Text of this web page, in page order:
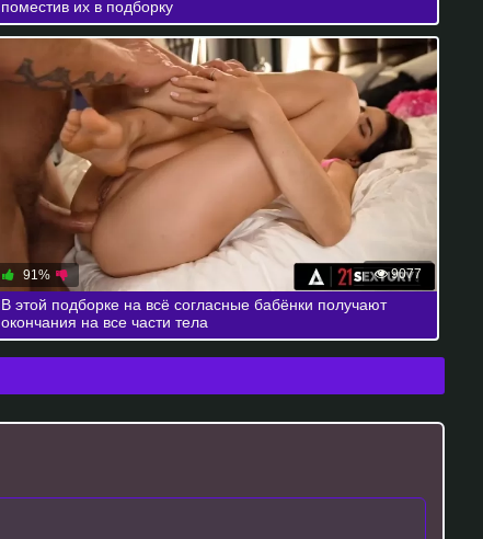
поместив их в подборку
9077
91%
В этой подборке на всё согласные бабёнки получают
окончания на все части тела